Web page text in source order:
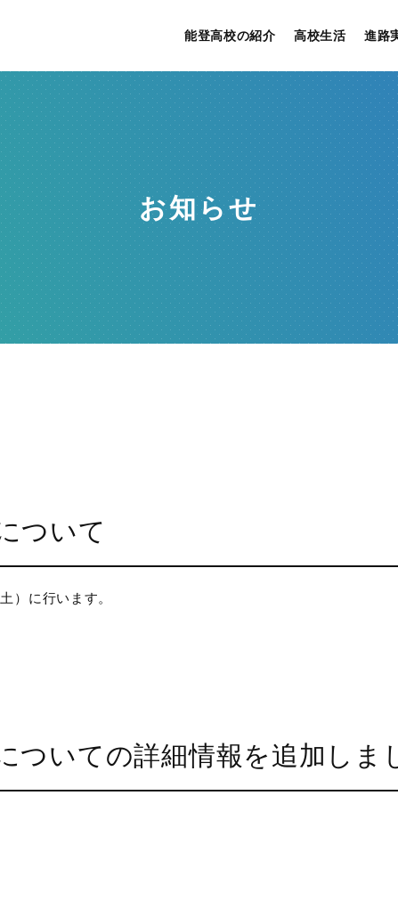
能登高校の紹介 高校生活 進路
お知らせ
ついて
）に行います。
ついての詳細情報を追加しま